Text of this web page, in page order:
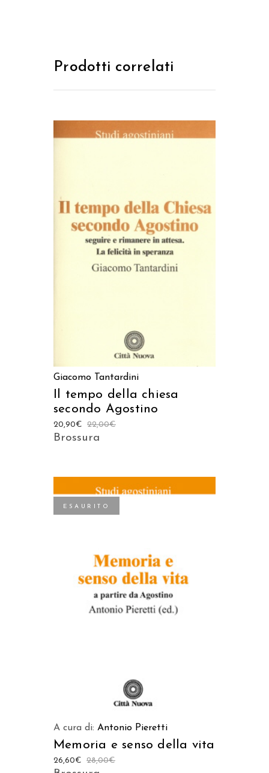
Prodotti correlati
AGGIUNGI AL CARRELLO
Giacomo Tantardini
Il tempo della chiesa
secondo Agostino
22,00€
20,90€
Brossura
ESAURITO
LEGGI TUTTO
A cura di: Antonio Pieretti
Memoria e senso della vita
28,00€
26,60€